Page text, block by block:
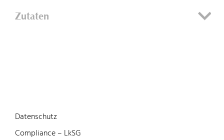
Zutaten
Datenschutz
Compliance – LkSG